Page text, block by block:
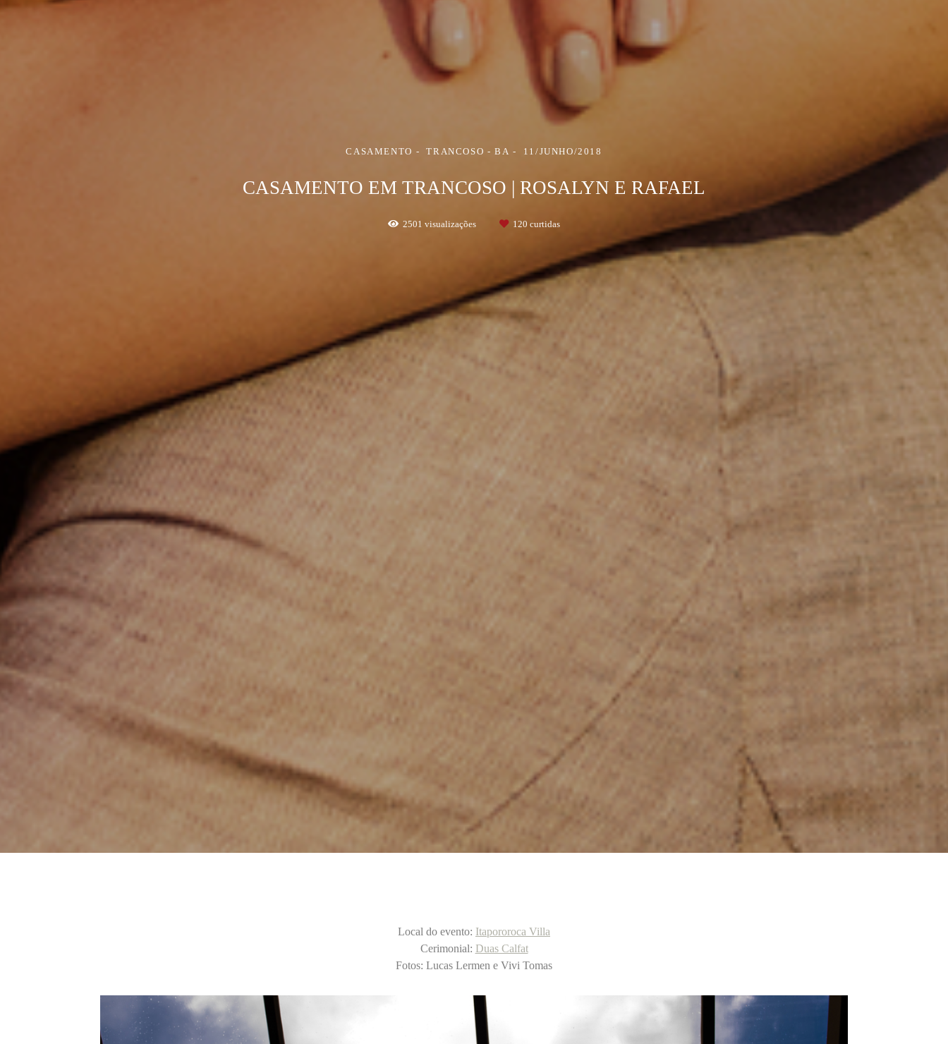
CASAMENTO TRANCOSO - BA 11/JUNHO/2018
CASAMENTO EM TRANCOSO | ROSALYN E RAFAEL
2501 visualizações 120 curtidas
Local do evento: Itapororoca Villa
Cerimonial: Duas Calfat
Fotos: Lucas Lermen e Vivi Tomas